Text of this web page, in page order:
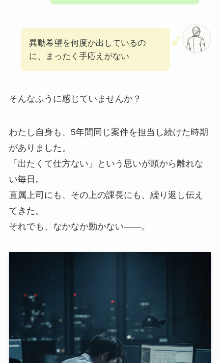
異動希望を何度か出しているの
に、まったく手応えがない
そんなふうに感じていませんか？
わたし自身も、5年間同じ案件を担当し続けた時期
がありました。
「出たくて仕方ない」という思いが頭から離れな
い毎日。
直属上司にも、その上の課長にも、繰り返し伝え
てきた。
それでも、なかなか動かない——。